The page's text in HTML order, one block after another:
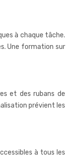
à chaque tâche.
Une formation sur
et des rubans de
prévient les
à tous les